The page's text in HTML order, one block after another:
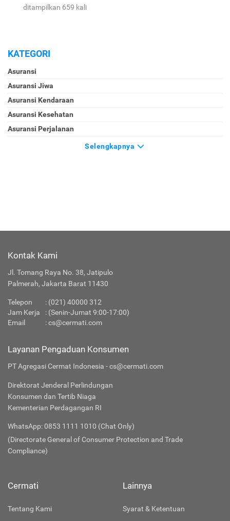
ditampilkan 659 kali
KATEGORI
Asuransi
Asuransi Jiwa
Asuransi Kendaraan
Asuransi Kesehatan
Asuransi Perjalanan
Selengkapnya
Kontak Kami
Jl. Tomang Raya No. 38, Jatipulo
Palmerah, Jakarta Barat 11430
Telepon : (021) 40000 312
Jam Kerja
: (Senin-Jumat 9:00-17:00)
Email
:cs@cermati.com
Layanan Pengaduan Konsumen
PT Agregasi Cermat Indonesia - cs@cermati.com
Direktorat Jenderal Perlindungan
Konsumen dan Tertib Niaga
Kementerian Perdagangan RI
WhatsApp: 0853 1111 1010 (Chat Only)
(Directorate General of Consumer Protection and Trade
Compliance)
Cermati
Tentang Kami
Lainnya
Syarat & Ketentuan